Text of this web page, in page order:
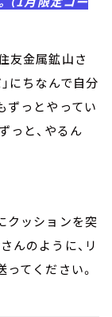
友金属鉱山さ
にちなんで自分
ずっとやってい
っと、やるん
クッションを突
んのように、リ
てください。